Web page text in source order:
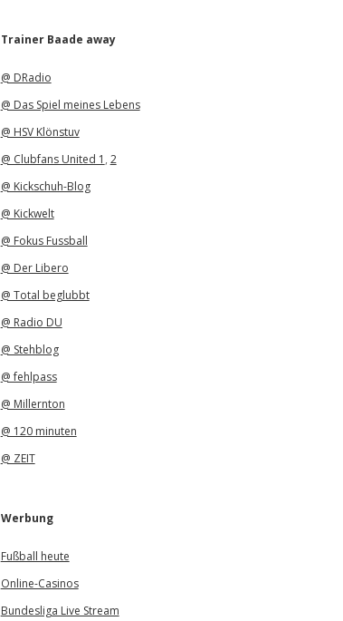
iTrainer Baade away
@ DRadio
@ Das Spiel meines Lebens
@ HSV Klönstuv
@ Clubfans United 1 , 2
@ Kickschuh-Blog
@ Kickwelt
@ Fokus Fussball
@ Der Libero
@ Total beglubbt
@ Radio DU
@ Stehblog
@ fehlpass
@ Millernton
@ 120 minuten
@ ZEIT
Werbung
Fußball heute
Online-Casinos
Bundesliga Live Stream